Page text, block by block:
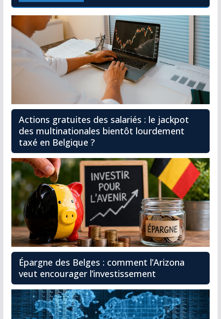
Actions gratuites des salariés : le jackpot
des multinationales bientôt lourdement
taxé en Belgique ?
Épargne des Belges : comment l’Arizona
veut encourager l’investissement